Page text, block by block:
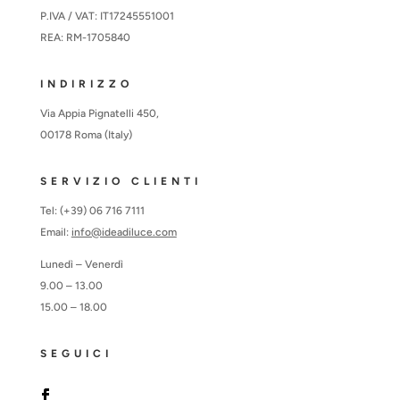
P.IVA / VAT: IT17245551001
REA: RM-1705840
INDIRIZZO
Via Appia Pignatelli 450,
00178 Roma (Italy)
SERVIZIO CLIENTI
Tel: (+39) 06 716 7111
Email: info@ideadiluce.com
Lunedì – Venerdì
9.00 – 13.00
15.00 – 18.00
SEGUICI